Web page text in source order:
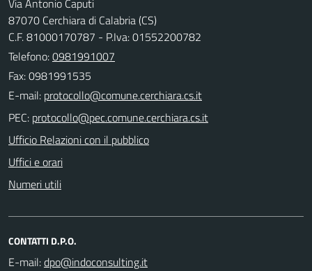
87070 Cerchiara di Calabria (CS)
C.F. 81000170787 - P.Iva: 01552200782
Telefono:0981991007
Fax: 0981991535
E-mail:
PEC:
Ufficio Relazioni con il pubblico
Uffici e orari
Numeri utili
CONTATTI D.P.O.
E-mail: